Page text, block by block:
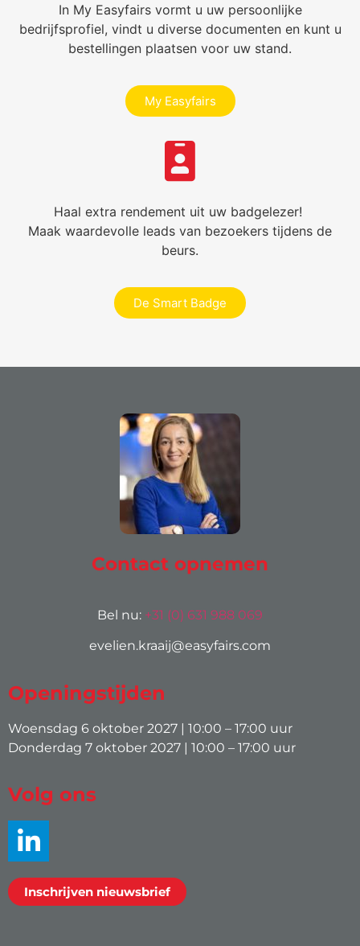
In My Easyfairs vormt u uw persoonlijke
bedrijfsprofiel, vindt u diverse documenten en kunt u
bestellingen plaatsen voor uw stand.
My Easyfairs
Haal extra rendement uit uw badgelezer!
Maak waardevolle leads van bezoekers tijdens de
beurs.
De Smart Badge
Contact opnemen
Bel nu: +31 (0) 631 988 069
evelien.kraaij@easyfairs.com
Openingstijden
Woensdag 6 oktober 2027 | 10:00 – 17:00 uur
Donderdag 7 oktober 2027 | 10:00 – 17:00 uur
Volg ons
Inschrijven nieuwsbrief